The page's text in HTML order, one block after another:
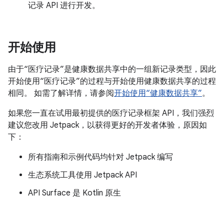
记录 API 进行开发。
开始使用
由于“医疗记录”是健康数据共享中的一组新记录类型，因此
开始使用“医疗记录”的过程与开始使用健康数据共享的过程
相同。 如需了解详情，请参阅开始使用“健康数据共享”。
如果您一直在试用最初提供的医疗记录框架 API，我们强烈
建议您改用 Jetpack，以获得更好的开发者体验，原因如
下：
所有指南和示例代码均针对 Jetpack 编写
生态系统工具使用 Jetpack API
API Surface 是 Kotlin 原生